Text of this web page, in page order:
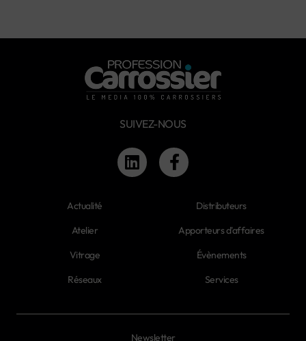
SUIVEZ-NOUS
Actualité
Atelier
Vitrage
Réseaux
Distributeurs
Apporteurs d'affaires
Évènements
Services
Newsletter